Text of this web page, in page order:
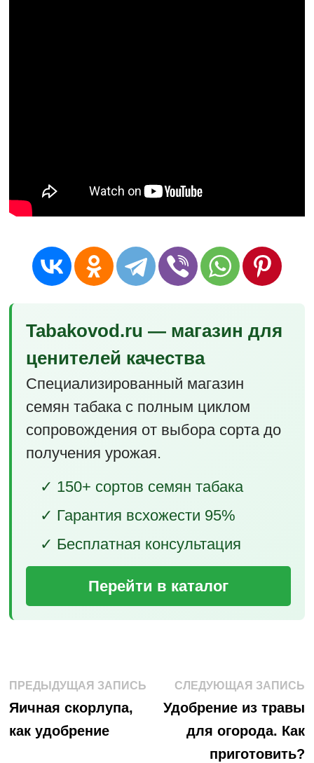
Tabakovod.ru — магазин для
ценителей качества
Специализированный магазин
семян табака с полным циклом
сопровождения от выбора сорта до
получения урожая.
✓ 150+ сортов семян табака
✓ Гарантия всхожести 95%
✓ Бесплатная консультация
Перейти в каталог
Навигация
по
записям
ПРЕДЫДУЩАЯ ЗАПИСЬПредыдущая
запись:
Яичная скорлупа,
как удобрение
СЛЕДУЮЩАЯ ЗАПИСЬ
Удобрение из травы
для огорода. Как
приготовить?